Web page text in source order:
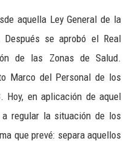
aquella Ley General de la
se aprobó el Real
de las Zonas de Salud.
Marco del Personal de los
Hoy, en aplicación de aquel
a regular la situación de los
que prevé: separa aquellos